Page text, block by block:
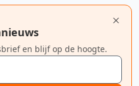
en blijf op de hoogte.